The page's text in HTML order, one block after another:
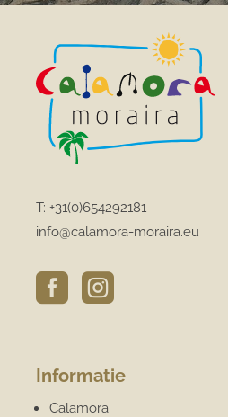
T:+31(0)654292181
info@calamora-moraira.eu
 
Informatie
Calamora